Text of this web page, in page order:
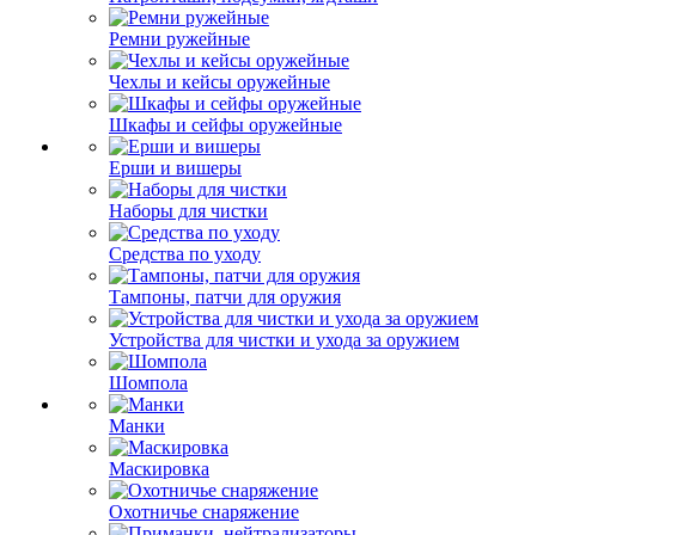
Ремни ружейные
Чехлы и кейсы оружейные
Шкафы и сейфы оружейные
Ерши и вишеры
Наборы для чистки
Средства по уходу
Тампоны, патчи для оружия
Устройства для чистки и ухода за оружием
Шомпола
Манки
Маскировка
Охотничье снаряжение